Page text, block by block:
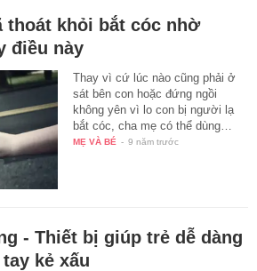
thoát khỏi bắt cóc nhờ
điều này
Thay vì cứ lúc nào cũng phải ở
sát bên con hoặc đứng ngồi
không yên vì lo con bị người lạ
bắt cóc, cha mẹ có thể dùng…
MẸ VÀ BÉ - 9 năm trước
- Thiết bị giúp trẻ dễ dàng
kẻ xấu